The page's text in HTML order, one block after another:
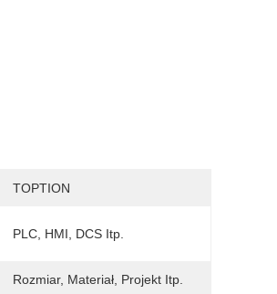
TOPTION
PLC, HMI, DCS Itp.
Rozmiar, Materiał, Projekt Itp.